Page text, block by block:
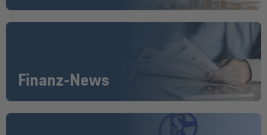
Finanz-News